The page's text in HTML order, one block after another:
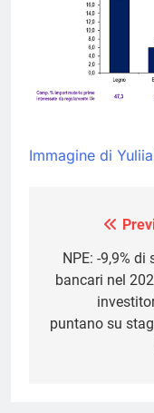
Immagine di
articoli
NPE: -9,9% di
bancari nel
puntano su